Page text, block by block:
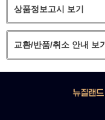
상품정보고시 보기
교환/반품/취소 안내 보기